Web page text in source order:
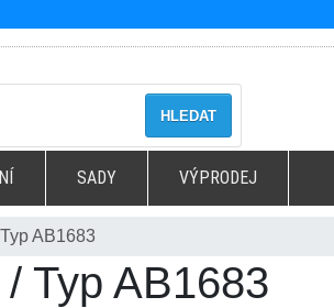
HLEDAT
SADY VÝPRODEJ
AB1683
Typ AB1683